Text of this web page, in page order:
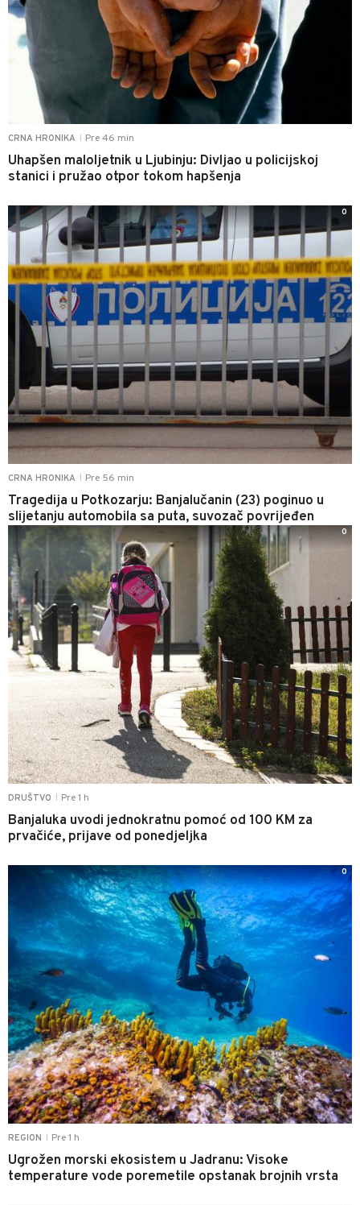
CRNA HRONIKA Pre 46 min
Uhapšen maloljetnik u Ljubinju: Divljao u policijskoj
stanici i pružao otpor tokom hapšenja
CRNA HRONIKA Pre 56 min
Tragedija u Potkozarju: Banjalučanin (23) poginuo u
slijetanju automobila sa puta, suvozač povrijeđen
0
DRUŠTVO Pre 1 h
Banjaluka uvodi jednokratnu pomoć od 100 KM za
prvačiće, prijave od ponedjeljka
0
REGION Pre 1 h
Ugrožen morski ekosistem u Jadranu: Visoke
temperature vode poremetile opstanak brojnih vrsta
0